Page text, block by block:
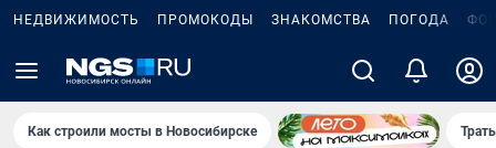
НЕДВИЖИМОСТЬ ПРОМОКОДЫ ЗНАКОМСТВА ПОГОДА
Как строили мосты в Новосибирске